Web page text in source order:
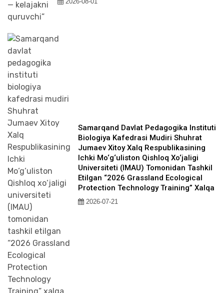
Samarqand Davlat Pedagogika Instituti
Biologiya Kafedrasi Mudiri Shuhrat
Jumaev Xitoy Xalq Respublikasining
Ichki Mo‘g‘uliston Qishloq Xo‘jaligi
Universiteti (IMAU) Tomonidan Tashkil
Etilgan “2026 Grassland Ecological
Protection Technology Training” Xalqa
2026-07-21